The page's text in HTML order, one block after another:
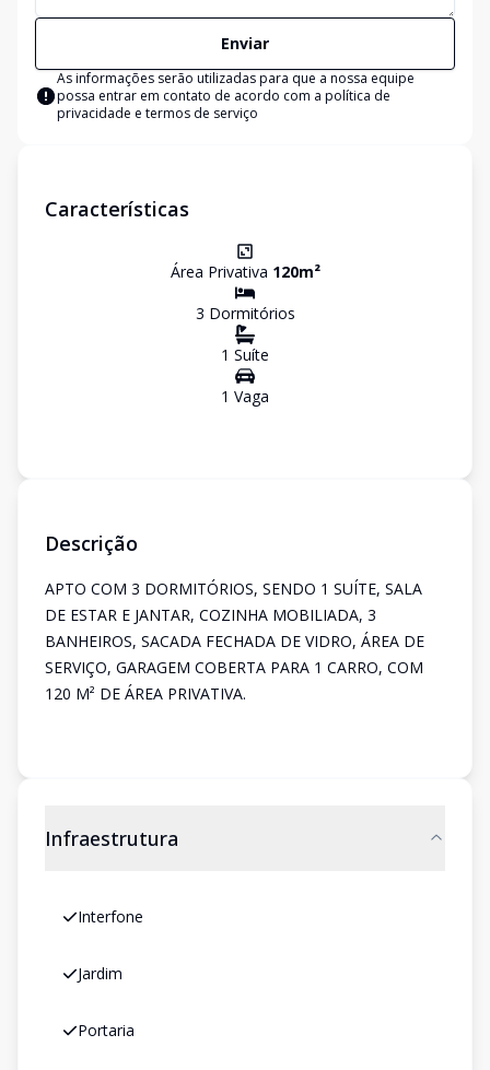
Enviar
As informações serão utilizadas para que a nossa equipe
possa entrar em contato de acordo com a política de
privacidade e termos de serviço
Características
Área Privativa 120m²
3 Dormitórios
1 Suíte
1 Vaga
Descrição
APTO COM 3 DORMITÓRIOS, SENDO 1 SUÍTE, SALA
DE ESTAR E JANTAR, COZINHA MOBILIADA, 3
BANHEIROS, SACADA FECHADA DE VIDRO, ÁREA DE
SERVIÇO, GARAGEM COBERTA PARA 1 CARRO, COM
120 M² DE ÁREA PRIVATIVA.
Infraestrutura
Interfone
Jardim
Portaria